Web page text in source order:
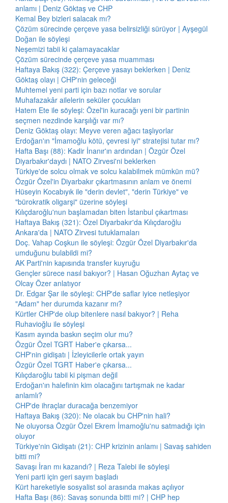
anlamı | Deniz Göktaş ve CHP
Kemal Bey bizleri salacak mı?
Çözüm sürecinde çerçeve yasa belirsizliği sürüyor | Ayşegül
Doğan ile söyleşi
Neşemizi tabii ki çalamayacaklar
Çözüm sürecinde çerçeve yasa muamması
Haftaya Bakış (322): Çerçeve yasayı beklerken | Deniz
Göktaş olayı | CHP'nin geleceği
Muhtemel yeni parti için bazı notlar ve sorular
Muhafazakâr ailelerin seküler çocukları
Hatem Ete ile söyleşi: Özel'in kuracağı yeni bir partinin
seçmen nezdinde karşılığı var mı?
Deniz Göktaş olayı: Meyve veren ağacı taşlıyorlar
Erdoğan'ın "İmamoğlu kötü, çevresi iyi" stratejisi tutar mı?
Hafta Başı (88): Kadir İnanır'ın ardından | Özgür Özel
Diyarbakır'daydı | NATO Zirvesi'ni beklerken
Türkiye'de solcu olmak ve solcu kalabilmek mümkün mü?
Özgür Özel'in Diyarbakır çıkartmasının anlam ve önemi
Hüseyin Kocabıyık ile "derin devlet", "derin Türkiye" ve
"bürokratik oligarşi" üzerine söyleşi
Kılıçdaroğlu'nun başlamadan biten İstanbul çıkartması
Haftaya Bakış (321): Özel Diyarbakır'da Kılıçdaroğlu
Ankara'da | NATO Zirvesi tutuklamaları
Doç. Vahap Coşkun ile söyleşi: Özgür Özel Diyarbakır'da
umduğunu bulabildi mi?
AK Parti'nin kapısında transfer kuyruğu
Gençler sürece nasıl bakıyor? | Hasan Oğuzhan Aytaç ve
Olcay Özer anlatıyor
Dr. Edgar Şar ile söyleşi: CHP'de saflar iyice netleşiyor
"Adam" her durumda kazanır mı?
Kürtler CHP'de olup bitenlere nasıl bakıyor? | Reha
Ruhavioğlu ile söyleşi
Kasım ayında baskın seçim olur mu?
Özgür Özel TGRT Haber'e çıkarsa...
CHP'nin gidişatı | İzleyicilerle ortak yayın
Özgür Özel TGRT Haber'e çıkarsa...
Kılıçdaroğlu tabii ki pişman değil
Erdoğan'ın halefinin kim olacağını tartışmak ne kadar
anlamlı?
CHP'de ihraçlar duracağa benzemiyor
Haftaya Bakış (320): Ne olacak bu CHP'nin hali?
Ne oluyorsa Özgür Özel Ekrem İmamoğlu'nu satmadığı için
oluyor
Türkiye'nin Gidişatı (21): CHP krizinin anlamı | Savaş sahiden
bitti mi?
Savaşı İran mı kazandı? | Reza Talebi ile söyleşi
Yeni parti için geri sayım başladı
Kürt hareketiyle sosyalist sol arasında makas açılıyor
Hafta Başı (86): Savaş sonunda bitti mi? | CHP hep